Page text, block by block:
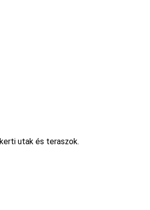
utak és teraszok.